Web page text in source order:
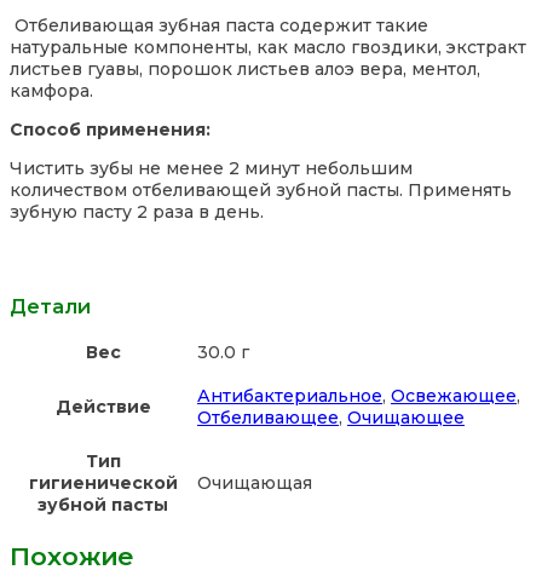
Отбеливающая зубная паста содержит такие
натуральные компоненты, как масло гвоздики, экстракт
листьев гуавы, порошок листьев алоэ вера, ментол,
камфора.
Способ применения:
Чистить зубы не менее 2 минут небольшим
количеством отбеливающей зубной пасты. Применять
зубную пасту 2 раза в день.
Детали
Вес 30.0 г
Действие Антибактериальное, Освежающее,
Отбеливающее, Очищающее
Тип
гигиенической
зубной пасты
Очищающая
Похожие